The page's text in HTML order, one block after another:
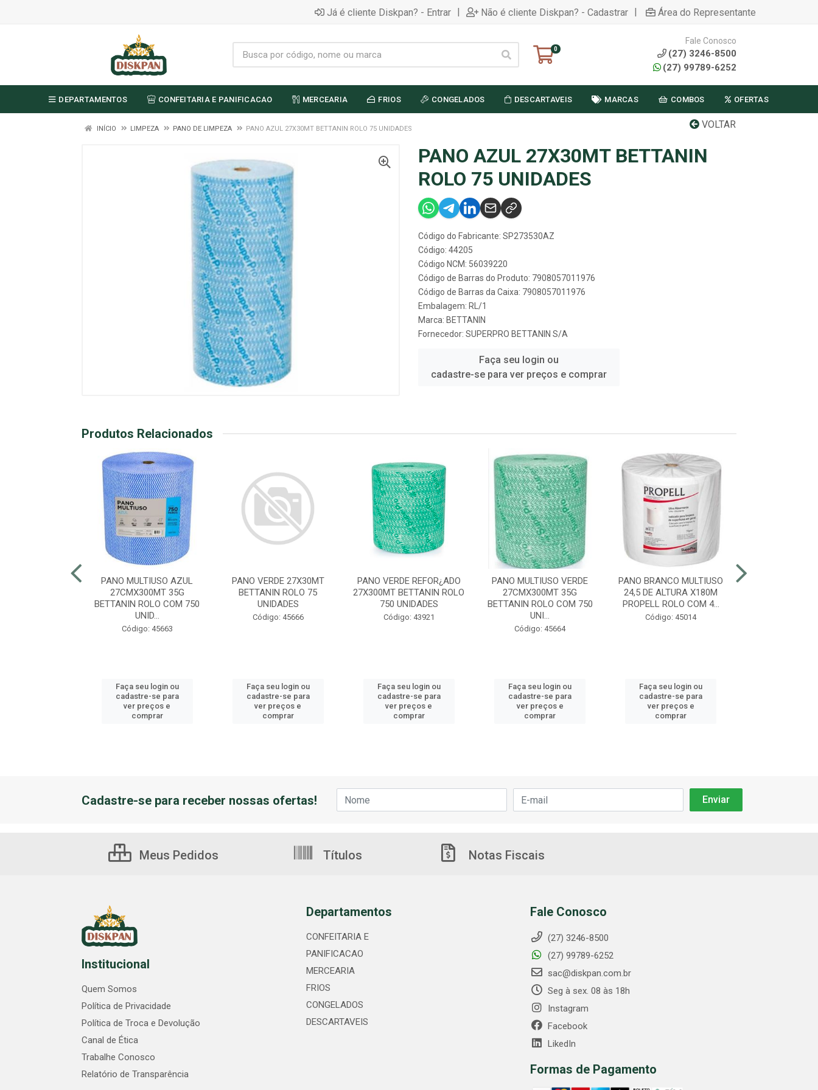
Já é cliente Diskpan? - Entrar | Não é cliente Diskpan? - Cadastrar | Área do Representante
0
Fale Conosco
(27) 3246-8500
(27) 99789-6252
DEPARTAMENTOS CONFEITARIA E PANIFICACAO MERCEARIA FRIOS CONGELADOS DESCARTAVEIS MARCAS COMBOS OFERTAS
VOLTAR
INÍCIO LIMPEZA PANO DE LIMPEZA PANO AZUL 27X30MT BETTANIN ROLO 75 UNIDADES
PANO AZUL 27X30MT BETTANIN
ROLO 75 UNIDADES
Código do Fabricante: SP273530AZ
Código: 44205
Código NCM: 56039220
Código de Barras do Produto: 7908057011976
Código de Barras da Caixa: 7908057011976
Embalagem: RL/1
Marca: BETTANIN
Fornecedor: SUPERPRO BETTANIN S/A
Faça seu login ou
cadastre-se para ver preços e comprar
Produtos Relacionados
PANO MULTIUSO AZUL
27CMX300MT 35G
BETTANIN ROLO COM 750
UNID...
Código: 45663
Faça seu login ou
cadastre-se para
ver preços e
comprar
PANO VERDE 27X30MT
BETTANIN ROLO 75
UNIDADES
Código: 45666
Faça seu login ou
cadastre-se para
ver preços e
comprar
PANO VERDE REFOR¿ADO
27X300MT BETTANIN ROLO
750 UNIDADES
Código: 43921
Faça seu login ou
cadastre-se para
ver preços e
comprar
PANO MULTIUSO VERDE
27CMX300MT 35G
BETTANIN ROLO COM 750
UNI...
Código: 45664
Faça seu login ou
cadastre-se para
ver preços e
comprar
PANO BRANCO MULTIUSO
24,5 DE ALTURA X180M
PROPELL ROLO COM 4...
Código: 45014
Faça seu login ou
cadastre-se para
ver preços e
comprar
Cadastre-se para receber nossas ofertas!
Meus Pedidos Títulos Notas Fiscais
Institucional
Quem Somos
Política de Privacidade
Política de Troca e Devolução
Canal de Ética
Trabalhe Conosco
Relatório de Transparência
Departamentos
CONFEITARIA E
PANIFICACAO
MERCEARIA
FRIOS
CONGELADOS
DESCARTAVEIS
Fale Conosco
(27) 3246-8500
(27) 99789-6252
sac@diskpan.com.br
Seg à sex. 08 às 18h
Instagram
Facebook
LikedIn
Formas de Pagamento